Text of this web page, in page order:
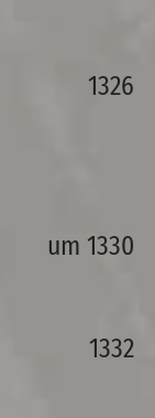
1326
um 1330
1332